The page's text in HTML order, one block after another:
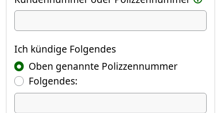
Ich kündige
Ich kündige Folgendes
Oben genannte Polizzennummer
Folgendes:
Ich kündige Folgendes